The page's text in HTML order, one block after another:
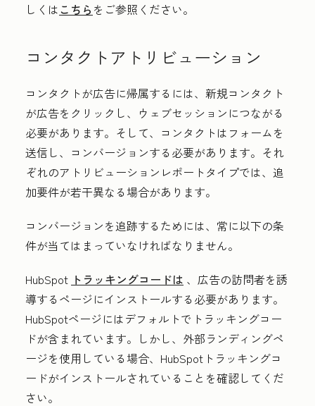
しくは こちら をご参照ください。
コンタクトアトリビューション
コンタクトが広告に帰属するには、新規コンタクト
が広告をクリックし、ウェブセッションにつながる
必要があります。そして、コンタクトはフォームを
送信し、コンバージョンする必要があります。それ
ぞれのアトリビューションレポートタイプでは、追
加要件が若干異なる場合があります。
コンバージョンを追跡するためには、常に以下の条
件が当てはまっていなければなりません。
HubSpot トラッキングコードは 、広告の訪問者を誘
導するページにインストールする必要があります。
HubSpotページにはデフォルトでトラッキングコー
ドが含まれています。しかし、外部ランディングペ
ージを使用している場合、HubSpotトラッキングコ
ードがインストールされていることを確認してくだ
さい。